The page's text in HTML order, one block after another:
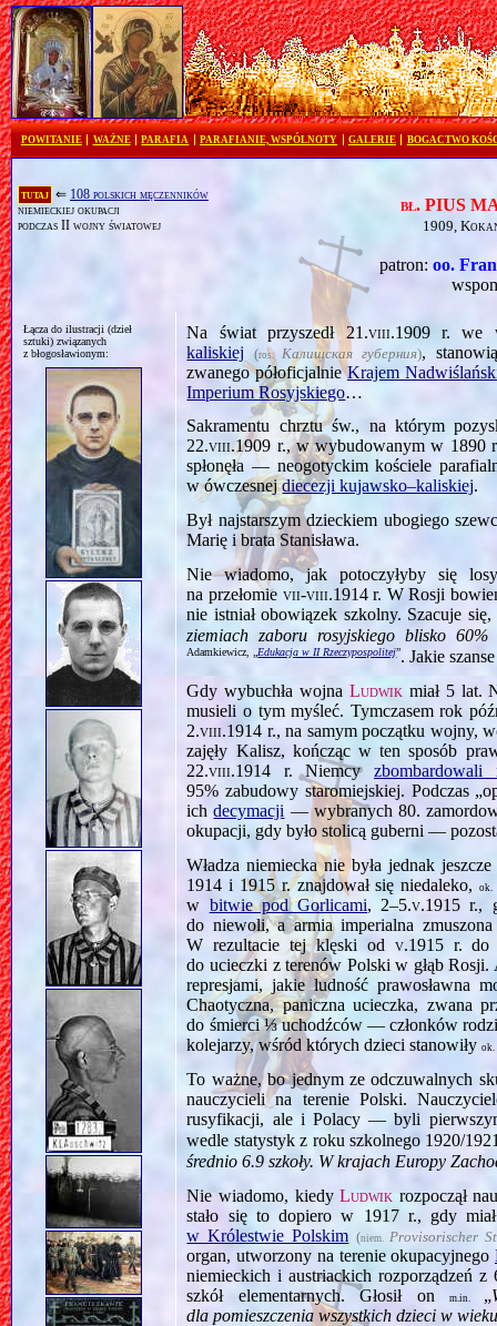
POWITANIE WAŻNE PARAFIA PARAFIANIE, WSPÓLNOTY GALERIE BOGACTWO
tutaj ⇐ 108 polskich męczenników
niemieckiej okupacji
podczas II wojny światowej
bł. PIUS
1909,
patron: oo.
Łącza do ilustracji (dzieł
sztuki) związanych
z błogosławionym:
Na świat przyszedł 21.viii.1909r. we
kaliskiej
(ros. Калишская губерния),
zwanego półoficjalnieKrajem
Imperium Rosyjskiego…
Sakramentu chrztu św., na którym
22.viii.1909 r., w wybudowanym w 1890
spłonęła — neogotyckim kościele
w ówczesnejdiecezji kujawsko–kaliskiej.
Był najstarszym dzieckiem ubogiego
Marię i brata Stanisława.
Nie wiadomo, jak potoczyłyby się
na przełomie vii‑viii.1914r. W Rosji
nie istniał obowiązek szkolny. Szacuje się,
ziemiach zaboru rosyjskiego blisko
Adamkiewicz, „Edukacja w II Rzeczypospolitej”. Jakie
Gdy wybuchła wojna Ludwik miał 5 lat.
musieli o tym myśleć. Tymczasem rok
2.viii.1914 r., na samym początku wojny,
zajęły Kalisz, kończąc w ten sposób
22.viii.1914 r. Niemcy zbombardowali
95% zabudowy staromiejskiej. Podczas
ichdecymacji — wybranych 80.
okupacji, gdy było stolicą guberni —
Władza niemiecka nie była jednak
1914 i 1915 r. znajdował się niedaleko,ok.
w bitwie pod Gorlicami,2–5.v.1915 r.,
do niewoli, a armia imperialna
W rezultacie tej klęski od v.1915r.
do ucieczki z terenów Polski w głąb Rosji.
represjami, jakie ludność prawosławna
Chaotyczna, paniczna ucieczka, zwana
do śmierci ⅓ uchodźców — członków
kolejarzy, wśród których dzieci stanowiłyok.
To ważne, bo jednym ze odczuwalnych
nauczycieli na terenie Polski.
rusyfikacji, ale i Polacy — byli
wedle statystyk z roku szkolnego 1920/
średnio 6.9 szkoły. W krajach Europy
Nie wiadomo, kiedyLudwik rozpoczął
stało się to dopiero w 1917 r., gdy
w Królestwie Polskim (niem.Provisorischer
organ, utworzony na terenie okupacyjnego
niemieckich i austriackich rozporządzeń z
szkół elementarnych. Głosił onm.in. „
dla pomieszczenia wszystkich dzieci w